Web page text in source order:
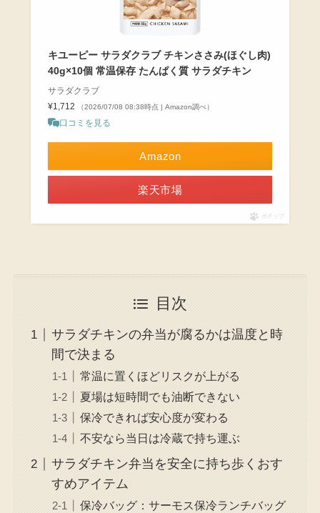
キユーピー サラダクラブ チキンささみ(ほぐし肉)
40g×10個 常温保存 たんぱく質 サラダチキン
サラダクラブ
¥1,712
（2026/07/08 08:38時点 | Amazon調べ）
口コミを見る
Amazon
楽天市場
ポチップ
目次
サラダチキンの弁当が腐るかは温度と時
間で決まる
常温に置くほどリスクが上がる
夏場は短時間でも油断できない
保冷できれば安心度が変わる
不安なら当日は冷蔵で持ち運ぶ
サラダチキン弁当を安全に持ち歩くおす
すめアイテム
保冷バッグ：サーモス保冷ランチバッグ